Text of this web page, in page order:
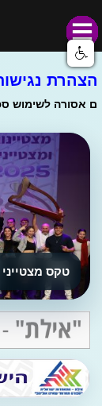
הצהרת
טקס מצטייני השנה 2025